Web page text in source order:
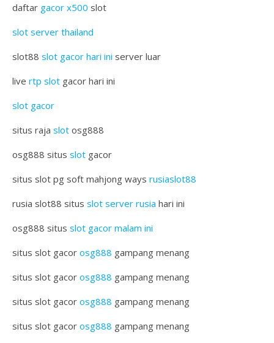
daftar gacor x500 slot
slot server thailand
slot88 slot gacor hari ini server luar
live rtp slot gacor hari ini
slot gacor
situs raja slot osg888
osg888 situs slot gacor
situs slot pg soft mahjong ways rusiaslot88
rusia slot88 situs slot server rusia hari ini
osg888 situs slot gacor malam ini
situs slot gacor osg888 gampang menang
situs slot gacor osg888 gampang menang
situs slot gacor osg888 gampang menang
situs slot gacor osg888 gampang menang